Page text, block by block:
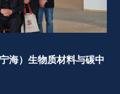
海）生物质材料与碳中